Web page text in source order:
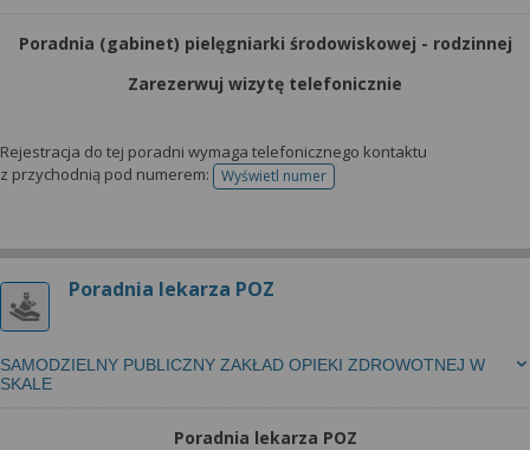
Poradnia (gabinet) pielęgniarki środowiskowej - rodzinnej
Zarezerwuj wizytę telefonicznie
Rejestracja do tej poradni wymaga telefonicznego kontaktu
z przychodnią pod numerem:
Wyświetl numertelefonu do rejestracji
Poradnia lekarza POZ
SAMODZIELNY PUBLICZNY ZAKŁAD OPIEKI ZDROWOTNEJ W
SKALE
Poradnia lekarza POZ